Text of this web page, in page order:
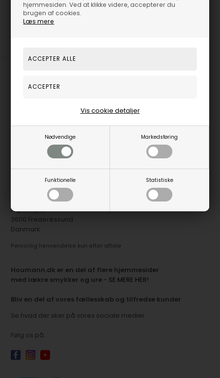
hjemmesiden. Ved at klikke videre, accepterer du
brugen af cookies.
Læs mere
Nødvendige Markedsføring
Funktionelle Statistiske
Vis cookie detaljer
+45 32 122 551
salg@houmann.dk
Du finder os på:
Ægirsvej 12
3600 Frederikssund
Danmark
Personlig henvendelse kun efter aftale
Houmann.dk er en del af flere hjemmesider
med lækre smykker og ure - SE MERE HER!
Bliv en del af vores fællesskab og tilfredse kunder
Se hvad der sker på vores sociale medier
Følg os på: